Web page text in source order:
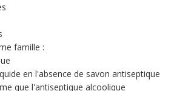
famille :
en l'absence de savon antiseptique
que l'antiseptique alcoolique